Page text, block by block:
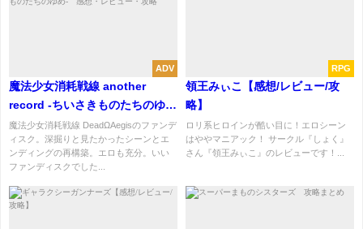
ADV
魔法少女消耗戦線 another
record -ちいさきものたちのゆ
め- 感想・レビュー・攻略
魔法少女消耗戦線 DeadΩAegisのファンデ
ィスク。深掘りと見たかったシーンとエ
ンディングの再構築。エロも充分。いい
ファンディスクでした...
RPG
領王みぃこ【感想/レビュー/攻
略】
ロリ系ヒロインが酷い目に！エロシーン
はややマニアック！ サークル『しょく』
さん『領王みぃこ』のレビューです！...